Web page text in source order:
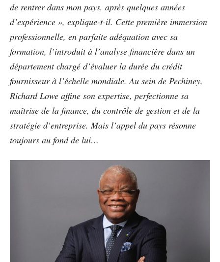
de rentrer dans mon pays, après quelques années
d’expérience », explique-t-il. Cette première immersion
professionnelle, en parfaite adéquation avec sa
formation, l’introduit à l’analyse financière dans un
département chargé d’évaluer la durée du crédit
fournisseur à l’échelle mondiale. Au sein de Pechiney,
Richard Lowe affine son expertise, perfectionne sa
maîtrise de la finance, du contrôle de gestion et de la
stratégie d’entreprise. Mais l’appel du pays résonne
toujours au fond de lui…